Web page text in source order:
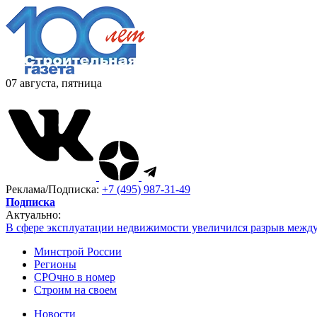
07 августа, пятница
Реклама/Подписка: +7 (495) 987-31-49
Подписка
Актуально:
В сфере эксплуатации недвижимости увеличился разрыв
Минстрой России
Регионы
СРОчно в номер
Строим на своем
Новости